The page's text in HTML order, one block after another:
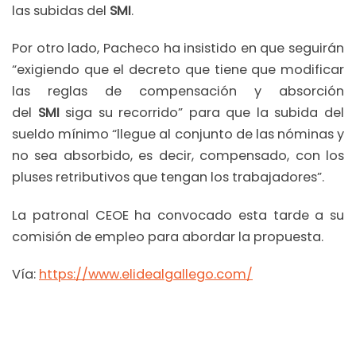
las subidas del SMI.
Por otro lado, Pacheco ha insistido en que seguirán
“exigiendo que el decreto que tiene que modificar
las reglas de compensación y absorción
del SMIsiga su recorrido” para que la subida del
sueldo mínimo “llegue al conjunto de las nóminas y
no sea absorbido, es decir, compensado, con los
pluses retributivos que tengan los trabajadores”.
La patronal CEOE ha convocado esta tarde a su
comisión de empleo para abordar la propuesta.
Vía: https://www.elidealgallego.com/